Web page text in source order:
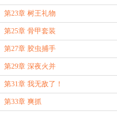
第23章 树王礼物
第25章 骨甲套装
第27章 胶虫捕手
第29章 深夜火并
第31章 我无敌了！
第33章 爽抓